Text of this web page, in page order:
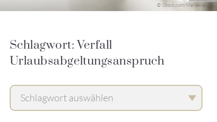
Arbeitsrecht
© iStock.com/Mariakray
Schlagwort: Verfall
Urlaubsabgeltungsanspruch